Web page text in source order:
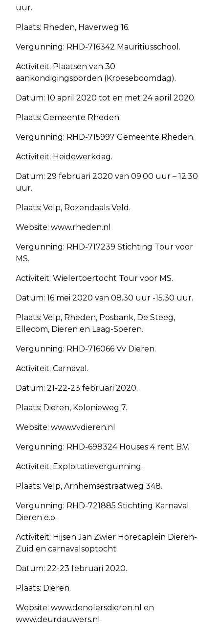
uur.
Plaats: Rheden, Haverweg 16.
Vergunning: RHD-716342 Mauritiusschool.
Activiteit: Plaatsen van 30
aankondigingsborden (Kroeseboomdag).
Datum: 10 april 2020 tot en met 24 april 2020.
Plaats: Gemeente Rheden.
Vergunning: RHD-715997 Gemeente Rheden.
Activiteit: Heidewerkdag.
Datum: 29 februari 2020 van 09.00 uur – 12.30
uur.
Plaats: Velp, Rozendaals Veld.
Website: www.rheden.nl
Vergunning: RHD-717239 Stichting Tour voor
MS.
Activiteit: Wielertoertocht Tour voor MS.
Datum: 16 mei 2020 van 08.30 uur -15.30 uur.
Plaats: Velp, Rheden, Posbank, De Steeg,
Ellecom, Dieren en Laag-Soeren.
Vergunning: RHD-716066 Vv Dieren.
Activiteit: Carnaval.
Datum: 21-22-23 februari 2020.
Plaats: Dieren, Kolonieweg 7.
Website: www.vvdieren.nl
Vergunning: RHD-698324 Houses 4 rent B.V.
Activiteit: Exploitatievergunning.
Plaats: Velp, Arnhemsestraatweg 348.
Vergunning: RHD-721885 Stichting Karnaval
Dieren e.o.
Activiteit: Hijsen Jan Zwier Horecaplein Dieren-
Zuid en carnavalsoptocht.
Datum: 22-23 februari 2020.
Plaats: Dieren.
Website: www.denolersdieren.nl en
www.deurdauwers.nl